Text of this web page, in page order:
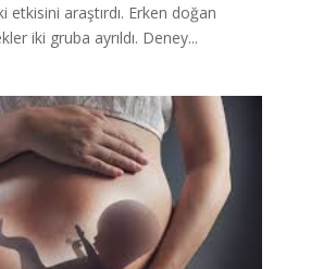
etkisini araştırdı. Erken doğan
iki gruba ayrıldı. Deney...